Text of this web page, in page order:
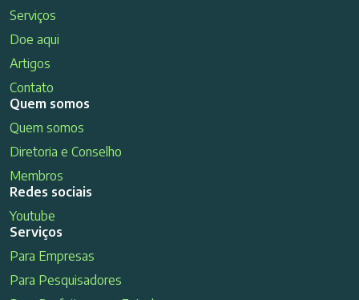
Serviços
Doe aqui
Artigos
Contato
Quem somos
Quem somos
Diretoria e Conselho
Membros
Redes sociais
Youtube
Serviços
Para Empresas
Para Pesquisadores